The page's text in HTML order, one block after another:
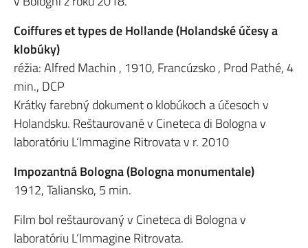
Coiffures et types de Hollande (Holandské účesy a
klobúky)
réžia: Alfred Machin , 1910, Francúzsko , Prod Pathé, 4
min., DCP
Krátky farebný dokument o klobúkoch a účesoch v
Holandsku. Reštaurované v Cineteca di Bologna v
laboratóriu L‘Immagine Ritrovata v r. 2010
Impozantná Bologna (Bologna monumentale)
1912, Taliansko, 5 min.
Film bol reštaurovaný v Cineteca di Bologna v
laboratóriu L‘Immagine Ritrovata.